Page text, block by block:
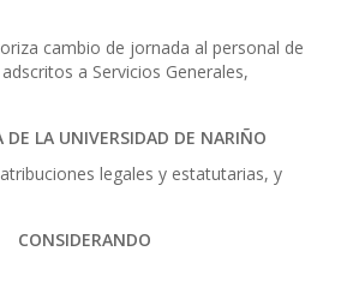
cambio de jornada al personal de
a Servicios Generales,
DE LA UNIVERSIDAD DE NARIÑO
legales y estatutarias, y
CONSIDERANDO